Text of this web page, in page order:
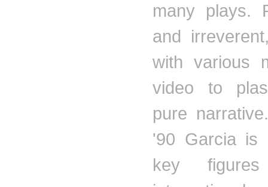
many plays.
and
with various
video to
pure
'90 Garcia is
key